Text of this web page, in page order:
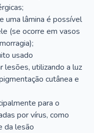
uma lâmina é possível
(se ocorre em vasos
usado
lesões, utilizando a luz
cutânea e
para o
por vírus, como
da lesão